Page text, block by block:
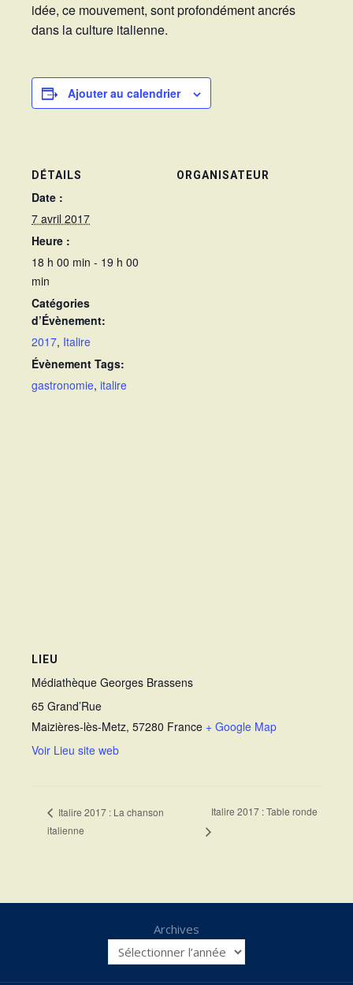
idée, ce mouvement, sont profondément ancrés
dans la culture italienne.
Ajouter au calendrier
DÉTAILS
Date :
7 avril 2017
Heure :
18 h 00 min - 19 h 00
min
Catégories
d’Évènement:
2017, Italire
Évènement Tags:
gastronomie, italire
ORGANISATEUR
LIEU
Médiathèque Georges Brassens
65 Grand’Rue
Maizières-lès-Metz, 57280 France + Google Map
Voir Lieu site web
Italire 2017 : La chanson
italienne
Italire 2017 : Table ronde
Archives